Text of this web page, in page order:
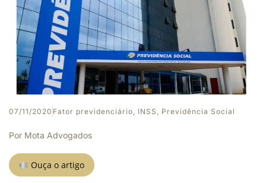
07/11/2020 Fator previdenciário, INSS , Previdência Social
Por Mota Advogados
Ouça o artigo